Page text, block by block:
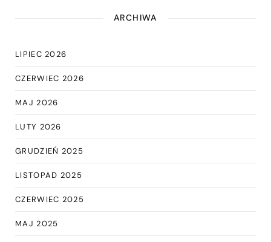
ARCHIWA
LIPIEC 2026
CZERWIEC 2026
MAJ 2026
LUTY 2026
GRUDZIEŃ 2025
LISTOPAD 2025
CZERWIEC 2025
MAJ 2025